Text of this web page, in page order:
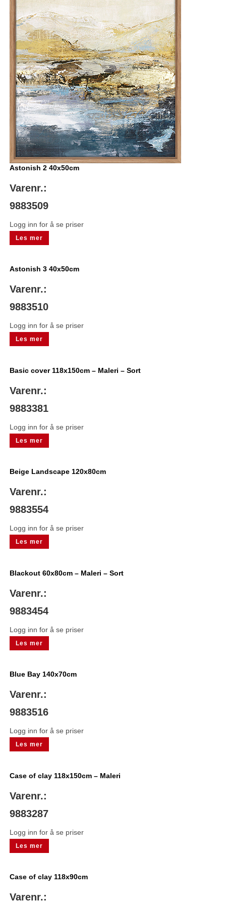
Astonish 2 40x50cm
Varenr.:
9883509
Logg inn for å se priser
Les mer
Astonish 3 40x50cm
Varenr.:
9883510
Logg inn for å se priser
Les mer
Basic cover 118x150cm – Maleri – Sort
Varenr.:
9883381
Logg inn for å se priser
Les mer
Beige Landscape 120x80cm
Varenr.:
9883554
Logg inn for å se priser
Les mer
Blackout 60x80cm – Maleri – Sort
Varenr.:
9883454
Logg inn for å se priser
Les mer
Blue Bay 140x70cm
Varenr.:
9883516
Logg inn for å se priser
Les mer
Case of clay 118x150cm – Maleri
Varenr.:
9883287
Logg inn for å se priser
Les mer
Case of clay 118x90cm
Varenr.: